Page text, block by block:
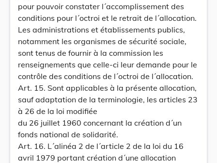
pour pouvoir constater l´accomplissement des
conditions pour l´octroi et le retrait de l´allocation.
Les administrations et établissements publics,
notamment les organismes de sécurité sociale,
sont tenus de fournir à la commission les
renseignements que celle-ci leur demande pour le
contrôle des conditions de l´octroi de l´allocation.
Art. 15. Sont applicables à la présente allocation,
sauf adaptation de la terminologie, les articles 23
à 26 de la loi modifiée
du 26 juillet 1960 concernant la création d´un
fonds national de solidarité.
Art. 16. L´alinéa 2 de l´article 2 de la loi du 16
avril 1979 portant création d´une allocation